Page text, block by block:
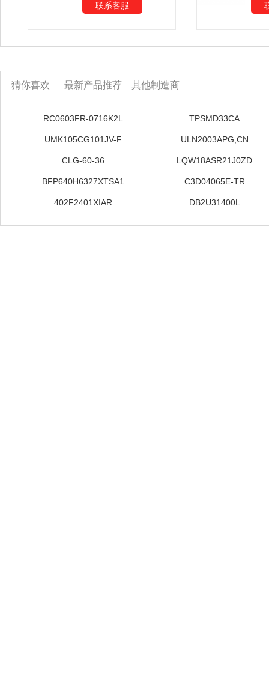
联系客服
猜你喜欢 最新产品推荐 其他制造商
RC0603FR-0716K2L TPSMD33CA
UMK105CG101JV-F ULN2003APG,CN
CLG-60-36 LQW18ASR21J0ZD
BFP640H6327XTSA1 C3D04065E-TR
402F2401XIAR DB2U31400L